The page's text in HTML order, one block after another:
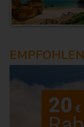
EMPFOHLEN